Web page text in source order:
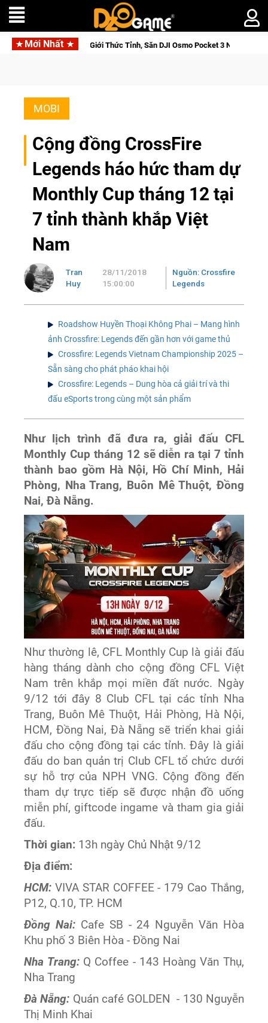
Mới Nhất
Cửu Giới Thức Tỉnh, Săn DJI Osmo Pocket 3 Ngay Hôm Nay
MOBI
Cộng đồng CrossFire
Legends háo hức tham dự
Monthly Cup tháng 12 tại
7 tỉnh thành khắp Việt
Nam
Tran
Huy
28/11/2018
15:00:00
Nguồn: Crossfire
Legends
Roadshow Huyền Thoại Không Phai – Mang hình
ảnh Crossfire: Legends đến gần hơn với game thủ
Crossfire: Legends Vietnam Championship 2025 –
Sẵn sàng cho phát pháo khai hội
Crossfire: Legends – Dung hòa cả giải trí và thi
đấu eSports trong cùng một sản phẩm
Như lịch trình đã đưa ra, giải đấu CFL
Monthly Cup tháng 12 sẽ diễn ra tại 7 tỉnh
thành bao gồm Hà Nội, Hồ Chí Minh, Hải
Phòng, Nha Trang, Buôn Mê Thuột, Đồng
Nai, Đà Nẵng.
Như thường lê, CFL Monthly Cup là giải đấu
hàng tháng dành cho cộng đồng CFL Việt
Nam trên khắp mọi miền đất nước. Ngày
9/12 tới đây 8 Club CFL tại các tỉnh Nha
Trang, Buôn Mê Thuột, Hải Phòng, Hà Nội,
HCM, Đồng Nai, Đà Nẵng sẽ triển khai giải
đấu cho cộng đồng tại các tỉnh. Đây là giải
đấu do ban quản trị Club CFL tổ chức dưới
sự hỗ trợ của NPH VNG. Cộng đồng đến
tham dự trực tiếp sẽ được nhận đồ uống
miễn phí, giftcode ingame và tham gia giải
đấu.
Thời gian: 13h ngày Chủ Nhật 9/12
Địa điểm:
HCM:VIVA STAR COFFEE - 179 Cao Thắng,
P12, Q.10, TP. HCM
Đồng Nai: Cafe SB - 24 Nguyễn Văn Hòa
Khu phố 3 Biên Hòa - Đồng Nai
Nha Trang:Q Coffee - 143 Hoàng Văn Thụ,
Nha Trang
Đà Nẵng: Quán café GOLDEN - 130 Nguyễn
Thị Minh Khai